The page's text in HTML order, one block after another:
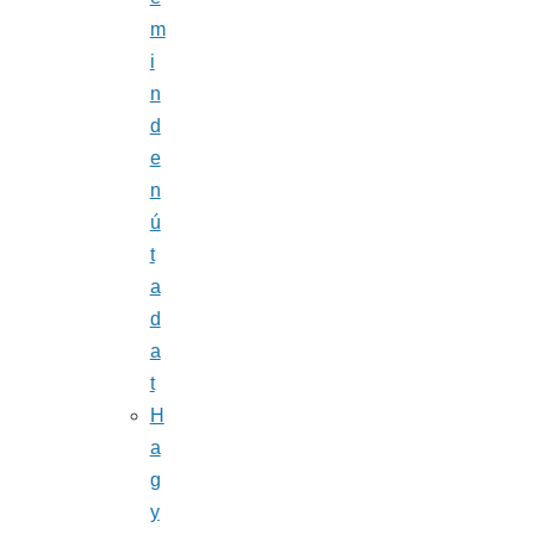
m
i
n
d
e
n
ú
t
a
d
a
t
H
a
g
y